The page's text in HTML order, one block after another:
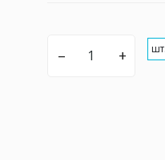
– + шт.